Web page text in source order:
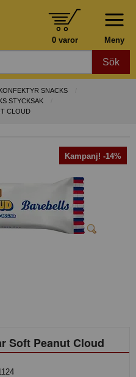
Meny
0 varor
Sök
SNACKS
STYCKSAK
CLOUD
Kampanj! -14%
Soft Peanut Cloud